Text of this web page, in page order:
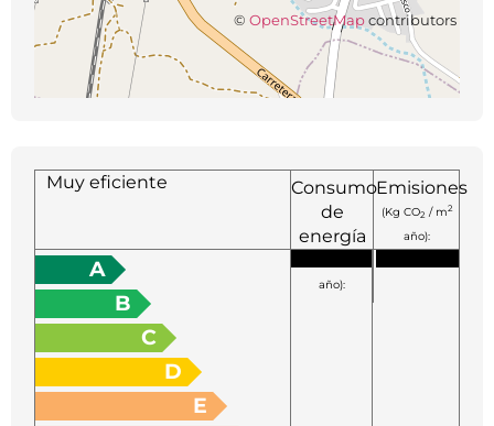
© OpenStreetMapcontributors
Muy eficiente
Consumo
de
energía
año):
Emisiones
(Kg CO2 / m2
año):
A
B
C
D
E